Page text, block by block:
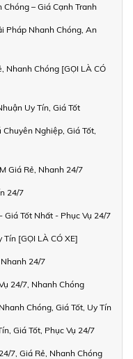
– Giá Cạnh Tranh
Pháp Nhanh Chóng, An
Nhanh Chóng [GỌI LÀ CÓ
Uy Tín, Giá Tốt
Nghiệp, Giá Tốt,
Giá Rẻ, Nhanh 24/7
24/7
Giá Tốt Nhất - Phục Vụ 24/7
[GỌI LÀ CÓ XE]
24/7
24/7, Nhanh Chóng
Chóng, Giá Tốt, Uy Tín
Giá Tốt, Phục Vụ 24/7
7, Giá Rẻ, Nhanh Chóng